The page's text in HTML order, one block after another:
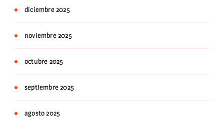
diciembre 2025
noviembre 2025
octubre 2025
septiembre 2025
agosto 2025